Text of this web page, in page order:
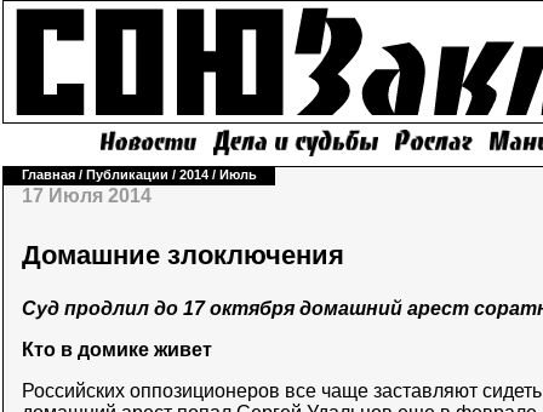
Главная / Публикации / 2014 / Июль
17 Июля 2014
Домашние злоключения
Суд продлил до 17 октября домашний арест
Кто в домике живет
Российских оппозиционеров все чаще заставляют